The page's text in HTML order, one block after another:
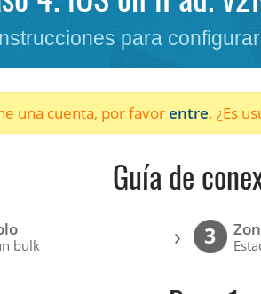
para
una cuenta, por favorentre. ¿Es
Guía de
bulk › 3